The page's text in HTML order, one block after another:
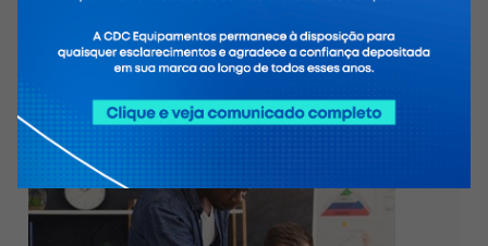
O plano de governo de Joe Biden traz uma
agenda focada na reforma do setor energético
americano